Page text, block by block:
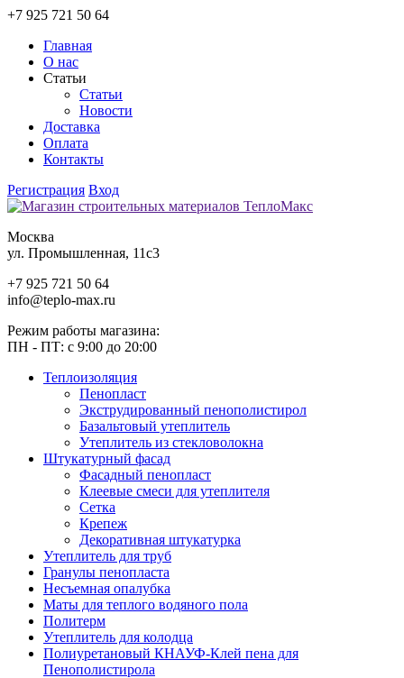
+7 925 721 50 64
Главная
О нас
Статьи
Статьи
Новости
Доставка
Оплата
Контакты
Регистрация Вход
Москва
ул. Промышленная, 11c3
+7 925 721 50 64
info@teplo-max.ru
Режим работы магазина:
ПН - ПТ: с 9:00 до 20:00
Теплоизоляция
Пенопласт
Экструдированный пенополистирол
Базальтовый утеплитель
Утеплитель из стекловолокна
Штукатурный фасад
Фасадный пенопласт
Клеевые смеси для утеплителя
Сетка
Крепеж
Декоративная штукатурка
Утеплитель для труб
Гранулы пенопласта
Несъемная опалубка
Маты для теплого водяного пола
Политерм
Утеплитель для колодца
Полиуретановый КНАУФ-Клей пена для
Пенополистирола